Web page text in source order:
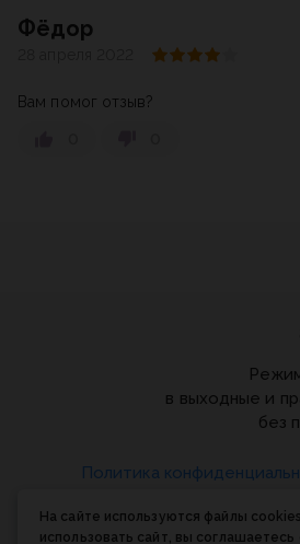
Фёдор
Вам помог отзыв?
в выходные и
без
Политика
На сайте используются файлы
использовать сайт, вы